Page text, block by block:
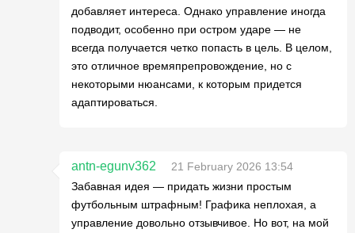
добавляет интереса. Однако управление иногда
подводит, особенно при остром ударе — не
всегда получается четко попасть в цель. В целом,
это отличное времяпрепровождение, но с
некоторыми нюансами, к которым придется
адаптироваться.
antn-egunv362
21 February 2026 13:54
Забавная идея — придать жизни простым
футбольным штрафным! Графика неплохая, а
управление довольно отзывчивое. Но вот, на мой